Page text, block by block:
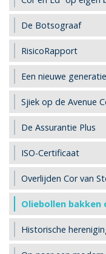
De Botsograaf
RisicoRapport
Een nieuwe
Sjiek op de Avenue
De Assurantie Plus
ISO-Certificaat
Overlijden Cor van
Oliebollen bakken
Historische